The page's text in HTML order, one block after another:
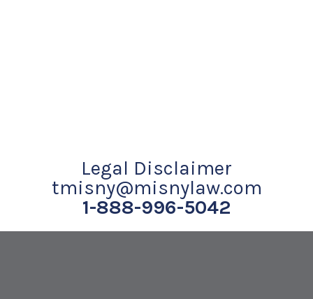
Legal Disclaimer
tmisny@misnylaw.com
1-888-996-5042